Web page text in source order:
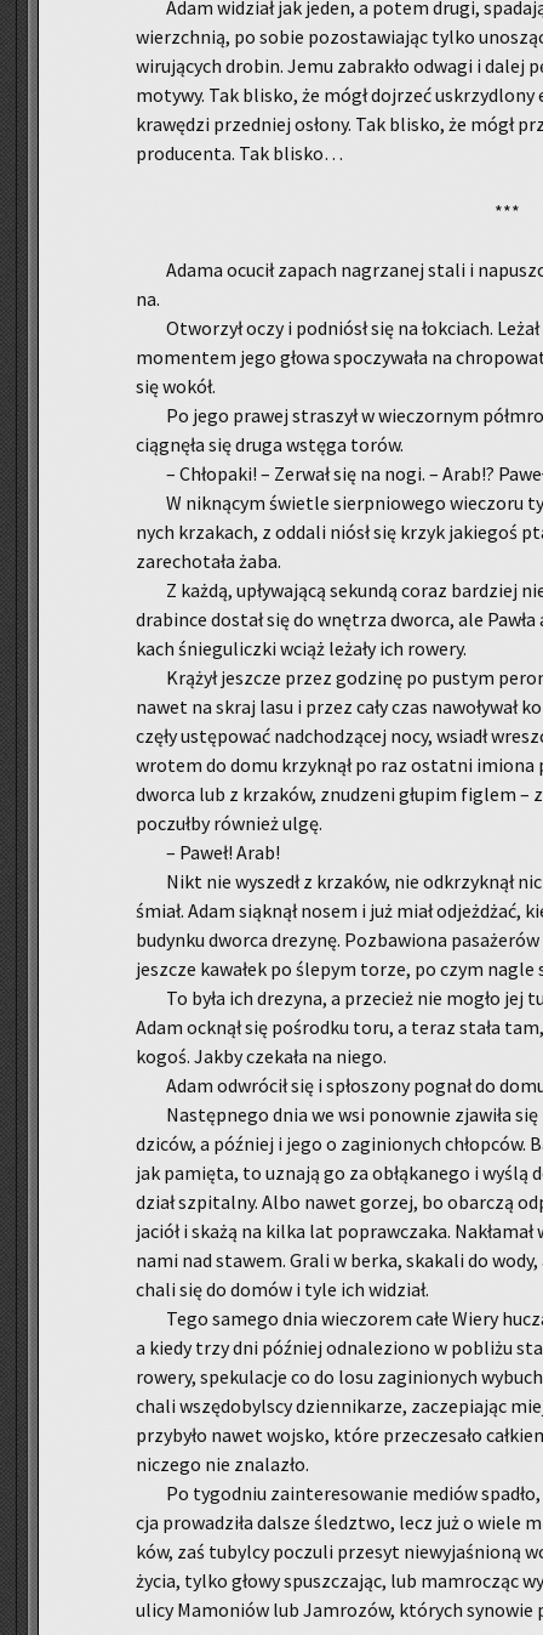
Adam wi­dział jak jeden, a potem drugi,
wierzch­nią, po sobie po­zo­sta­wia­jąc tylko
wi­ru­ją­cych dro­bin. Jemu za­bra­kło od­wa­gi i dalej
mo­ty­wy. Tak bli­sko, że mógł doj­rzeć
kra­wę­dzi przed­niej osło­ny. Tak bli­sko, że mógł
pro­du­cen­ta. Tak bli­sko…
***
Adama ocu­cił za­pach na­grza­nej stali i
na.
Otwo­rzył oczy i pod­niósł się na łok­ciach.
mo­men­tem jego głowa spo­czy­wa­ła na
się wokół.
Po jego pra­wej stra­szył w wie­czor­nym
cią­gnę­ła się druga wstę­ga torów.
– Chło­pa­ki! – Ze­rwał się na nogi. – Arab!?
W nik­ną­cym świe­tle sierp­nio­we­go wie­czo­ru
nych krza­kach, z od­da­li niósł się krzyk ja­kie­goś
za­re­cho­ta­ła żaba.
Z każdą, upły­wa­ją­cą se­kun­dą coraz bar­dziej
dra­bin­ce do­stał się do wnę­trza dwor­ca, ale
kach śnie­gu­licz­ki wciąż le­ża­ły ich ro­we­ry.
Krą­żył jesz­cze przez go­dzi­nę po pu­stym
nawet na skraj lasu i przez cały czas na­wo­ły­wał
czę­ły ustę­po­wać nad­cho­dzą­cej nocy, wsiadł
wro­tem do domu krzyk­nął po raz ostat­ni imio­na
dwor­ca lub z krza­ków, znu­dze­ni głu­pim fi­glem –
po­czuł­by rów­nież ulgę.
– Paweł! Arab!
Nikt nie wy­szedł z krza­ków, nie od­krzyk­nął
śmiał. Adam siąk­nął nosem i już miał od­jeż­dżać,
bu­dyn­ku dwor­ca dre­zy­nę. Po­zba­wio­na
jesz­cze ka­wa­łek po śle­pym torze, po czym nagle
To była ich dre­zy­na, a prze­cież nie mogło jej
Adam ock­nął się po­środ­ku toru, a teraz stała
kogoś. Jakby cze­ka­ła na niego.
Adam od­wró­cił się i spło­szo­ny po­gnał do
Na­stęp­ne­go dnia we wsi po­now­nie zja­wi­ła
dzi­ców, a póź­niej i jego o za­gi­nio­nych chłop­ców.
jak pa­mię­ta, to uzna­ją go za obłą­ka­ne­go i
dział szpi­tal­ny. Albo nawet go­rzej, bo obar­czą
ja­ciół i skażą na kilka lat po­praw­cza­ka.
na­mi nad sta­wem. Grali w berka, ska­ka­li do
cha­li się do domów i tyle ich wi­dział.
Tego sa­me­go dnia wie­czo­rem całe Wiery
a kiedy trzy dni póź­niej od­na­le­zio­no w po­bli­żu
ro­we­ry, spe­ku­la­cje co do losu za­gi­nio­nych
cha­li wszę­do­byl­scy dzien­ni­ka­rze, za­cze­pia­jąc
przy­by­ło nawet woj­sko, które prze­cze­sa­ło
ni­cze­go nie zna­la­zło.
Po ty­go­dniu za­in­te­re­so­wa­nie me­diów
cja pro­wa­dzi­ła dal­sze śledz­two, lecz już o wiele
ków, zaś tu­byl­cy po­czu­li prze­syt nie­wy­ja­śnio­ną
życia, tylko głowy spusz­cza­jąc, lub mam­ro­cząc
ulicy Ma­mo­niów lub Jam­ro­zów, któ­rych sy­no­wie